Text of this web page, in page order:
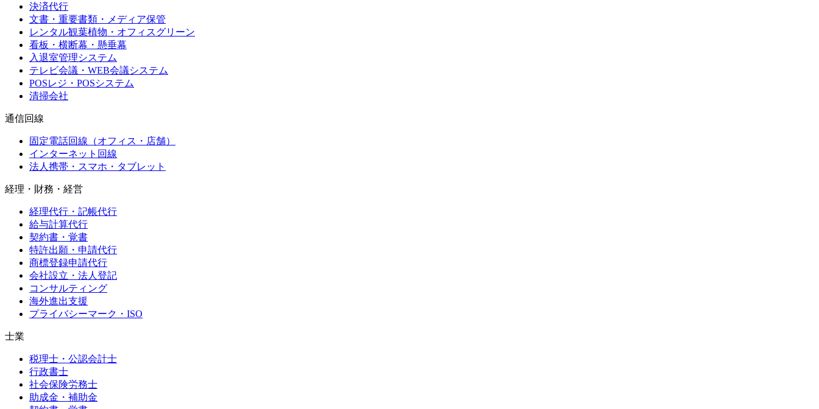
決済代行
文書・重要書類・メディア保管
レンタル観葉植物・オフィスグリーン
看板・横断幕・懸垂幕
入退室管理システム
テレビ会議・WEB会議システム
POSレジ・POSシステム
清掃会社
通信回線
固定電話回線（オフィス・店舗）
インターネット回線
法人携帯・スマホ・タブレット
経理・財務・経営
経理代行・記帳代行
給与計算代行
契約書・覚書
特許出願・申請代行
商標登録申請代行
会社設立・法人登記
コンサルティング
海外進出支援
プライバシーマーク・ISO
士業
税理士・公認会計士
行政書士
社会保険労務士
助成金・補助金